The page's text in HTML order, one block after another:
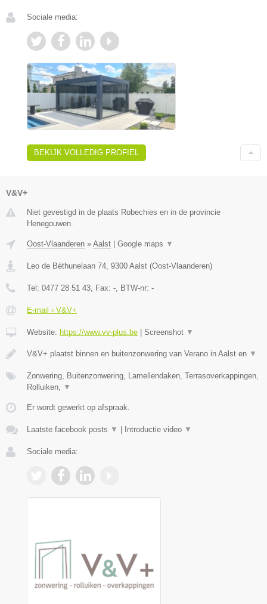
Sociale media:
BEKIJK VOLLEDIG PROFIEL
V&V+
Niet gevestigd in de plaats Robechies en in de provincie
Henegouwen.
Oost-Vlaanderen » Aalst Google maps ▼
Leo de Béthunelaan 74, 9300 Aalst (Oost-Vlaanderen)
Tel: 0477 28 51 43, Fax: -, BTW-nr: -
E-mail › V&V+
Website: https://www.vv-plus.be Screenshot ▼
V&V+ plaatst binnen en buitenzonwering van Verano in Aalst en ▼
Zonwering, Buitenzonwering, Lamellendaken, Terrasoverkappingen,
Rolluiken, ▼
Er wordt gewerkt op afspraak.
Laatste facebook posts ▼ Introductie video ▼
Sociale media: